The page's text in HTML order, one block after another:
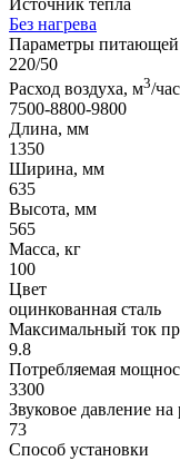
Источник тепла
Без нагрева
Параметры
220/50
Расход воздуха, м3/час
7500-8800-9800
Длина, мм
1350
Ширина, мм
635
Высота, мм
565
Масса, кг
100
Цвет
оцинкованная сталь
Максимальный ток
9.8
Потребляемая
3300
Звуковое давление
73
Способ установки